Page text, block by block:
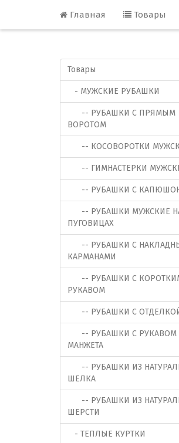
Главная Товары
Товары
- МУЖСКИЕ РУБАШКИ
-- РУБАШКИ С ПРЯМЫМ
ВОРОТОМ
-- КОСОВОРОТКИ
-- ГИМНАСТЕРКИ
-- РУБАШКИ С
-- РУБАШКИ МУЖСКИЕ
ПУГОВИЦАХ
-- РУБАШКИ С
КАРМАНАМИ
-- РУБАШКИ С
РУКАВОМ
-- РУБАШКИ С
-- РУБАШКИ С РУКАВОМ
МАНЖЕТА
-- РУБАШКИ ИЗ
ШЕЛКА
-- РУБАШКИ ИЗ
ШЕРСТИ
- ТЕПЛЫЕ КУРТКИ